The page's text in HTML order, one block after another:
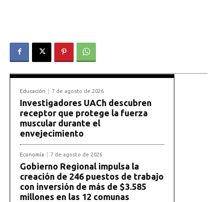
Educación 7 de agosto de 2026
Investigadores UACh descubren
receptor que protege la fuerza
muscular durante el
envejecimiento
Economía 7 de agosto de 2026
Gobierno Regional impulsa la
creación de 246 puestos de trabajo
con inversión de más de $3.585
millones en las 12 comunas